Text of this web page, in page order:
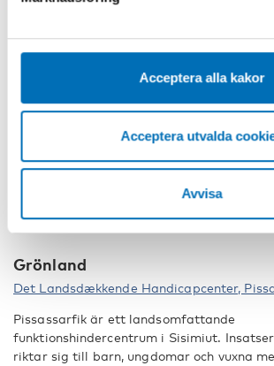
Acceptera alla kakor
Acceptera utvalda
Avvisa
behandling, utbildning samt
fokusområden är kommunikation och
Nationellt Kunskapscenter för
Verksamheten riktar sig till barn och unga
funktionsnedsättningar. Resurscenter
dövblindhet.
Grönland
Det Landsdækkende Handicapcenter,
Pissassarfik är ett landsomfattande
funktionshindercentrum i Sisimiut.
riktar sig till barn, ungdomar och vuxna